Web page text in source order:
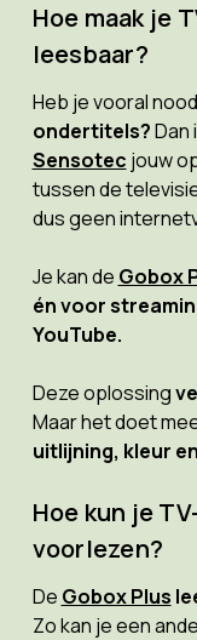
Hoe maak je
leesbaar?
Heb je vooral
ondertitels?Dan
Sensotec jouw
tussen de
dus geen
Je kan de Gobox
én voor
YouTube.
Deze oplossing
Maar het doet
uitlijning, kleur
Hoe kun je
voorlezen?
De Gobox Plus
Zo kan je een